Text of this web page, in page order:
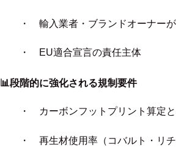
・ 輸入業者・ブランドオーナーが
・ EU適合宣言の責任主体
📊段階的に強化される規制要件
・ カーボンフットプリント算定と
・ 再生材使用率（コバルト・リチ